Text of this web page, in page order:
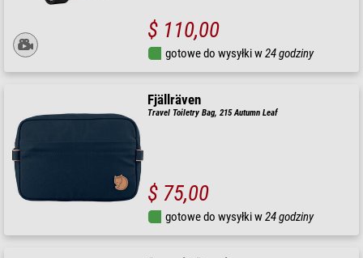
$ 110,00
gotowe do wysyłki w24 godziny
Fjällräven
Travel Toiletry Bag, 215 Autumn Leaf
$ 75,00
gotowe do wysyłki w24 godziny